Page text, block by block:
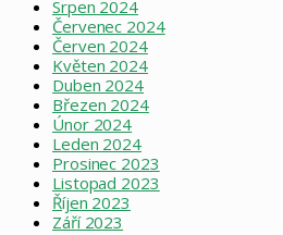
Srpen 2024
Červenec 2024
Červen 2024
Květen 2024
Duben 2024
Březen 2024
Únor 2024
Leden 2024
Prosinec 2023
Listopad 2023
Říjen 2023
Září 2023